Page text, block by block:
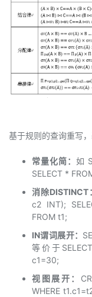
基于规则的查询重写，
常量化简： 如
SELECT *
消除DISTINCT
c2 INT);
FROM t1;
IN谓词展开：
等价于
c1=30;
视图展开：
WHERE